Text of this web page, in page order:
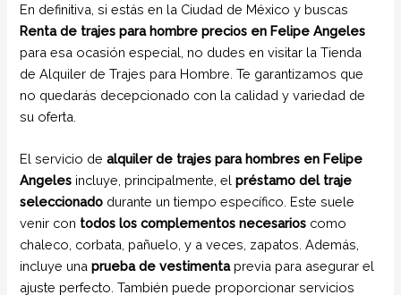
En definitiva, si estás en la Ciudad de México y buscas
Renta de trajes para hombre precios en Felipe Angeles
para esa ocasión especial, no dudes en visitar la Tienda
de Alquiler de Trajes para Hombre. Te garantizamos que
no quedarás decepcionado con la calidad y variedad de
su oferta.
El servicio dealquiler de trajes para hombres en Felipe
Angeles incluye, principalmente, elpréstamo del traje
seleccionado durante un tiempo específico. Este suele
venir con todos los complementos necesarios como
chaleco, corbata, pañuelo, y a veces, zapatos. Además,
incluye unaprueba de vestimentaprevia para asegurar el
ajuste perfecto. También puede proporcionar servicios